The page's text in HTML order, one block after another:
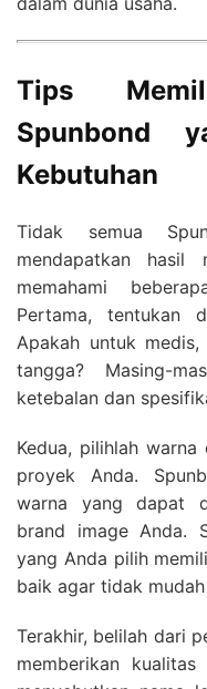
Tips
Spunbond
Kebutuhan
Tidak semua
mendapatkan hasil
memahami
Pertama, tentukan
Apakah untuk
tangga? Masing-
ketebalan dan
Kedua, pilihlah
proyek Anda.
warna yang dapat
brand image Anda.
yang Anda pilih
baik agar tidak
Terakhir, belilah dari
memberikan